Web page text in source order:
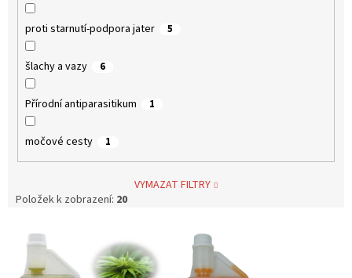
proti starnutí-podpora jater 5
šlachy a vazy 6
Přírodní antiparasitikum 1
močové cesty 1
VYMAZAT FILTRY
Položek k zobrazení: 20